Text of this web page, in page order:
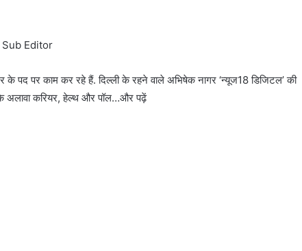
Editor
के पद पर काम कर रहे हैं. दिल्ली के रहने वाले अभिषेक नागर ‘न्यूज18 डिजिटल’ की
अलावा करियर, हेल्थ और पॉल…और पढ़ें